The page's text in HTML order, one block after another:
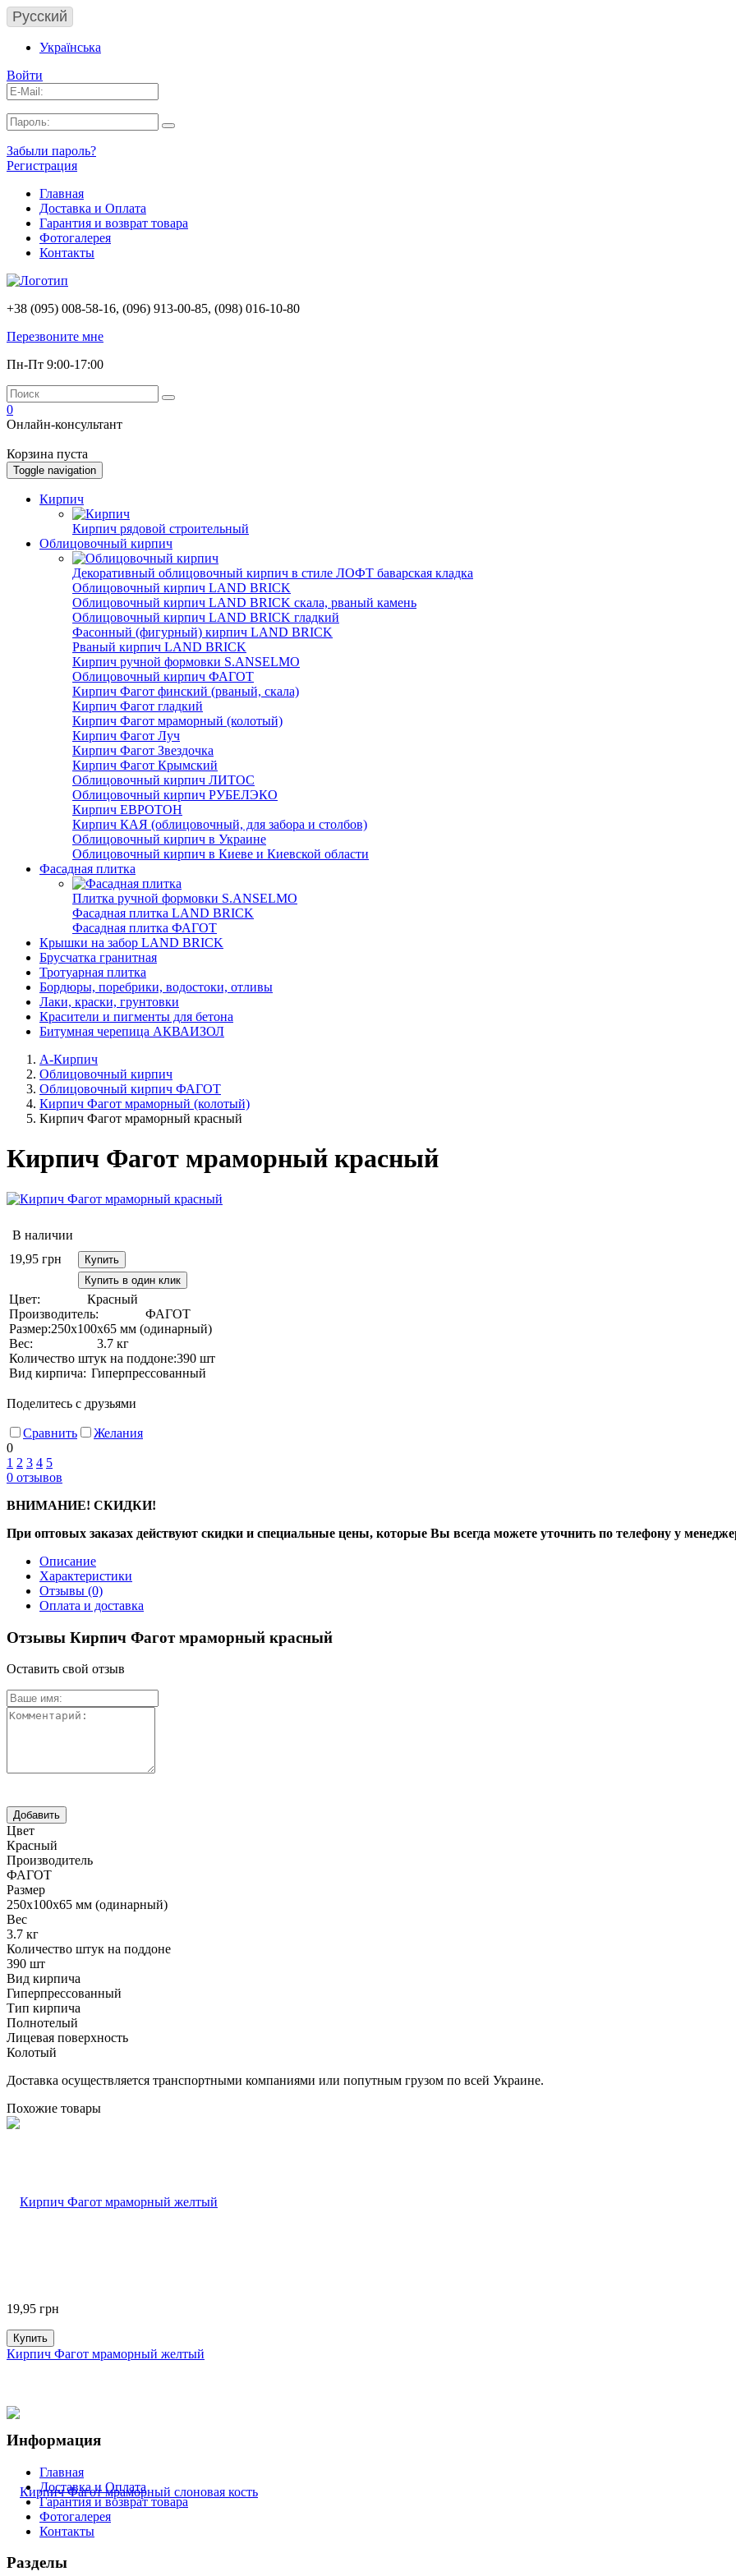
Русский
Українська
Войти
Забыли пароль?
Регистрация
Главная
Доставка и Оплата
Гарантия и возврат товара
Фотогалерея
Контакты
+38 (095) 008-58-16, (096) 913-00-85, (098) 016-10-80
Перезвоните мне
Пн-Пт 9:00-17:00
0
Онлайн-консультант
Корзина пуста
Toggle navigation
Кирпич
Кирпич рядовой строительный
Облицовочный кирпич
Декоративный облицовочный кирпич в стиле ЛОФТ баварская кладка
Облицовочный кирпич LAND BRICK
Облицовочный кирпич LAND BRICK скала, рваный камень
Облицовочный кирпич LAND BRICK гладкий
Фасонный (фигурный) кирпич LAND BRICK
Рваный кирпич LAND BRICK
Кирпич ручной формовки S.ANSELMO
Облицовочный кирпич ФАГОТ
Кирпич Фагот финский (рваный, скала)
Кирпич Фагот гладкий
Кирпич Фагот мраморный (колотый)
Кирпич Фагот Луч
Кирпич Фагот Звездочка
Кирпич Фагот Крымский
Облицовочный кирпич ЛИТОС
Облицовочный кирпич РУБЕЛЭКО
Кирпич ЕВРОТОН
Кирпич КАЯ (облицовочный, для забора и столбов)
Облицовочный кирпич в Украине
Облицовочный кирпич в Киеве и Киевской области
Фасадная плитка
Плитка ручной формовки S.ANSELMO
Фасадная плитка LAND BRICK
Фасадная плитка ФАГОТ
Крышки на забор LAND BRICK
Брусчатка гранитная
Тротуарная плитка
Бордюры, поребрики, водостоки, отливы
Лаки, краски, грунтовки
Красители и пигменты для бетона
Битумная черепица АКВАИЗОЛ
А-Кирпич
Облицовочный кирпич
Облицовочный кирпич ФАГОТ
Кирпич Фагот мраморный (колотый)
Кирпич Фагот мраморный красный
Кирпич Фагот мраморный красный
В наличии
19,95 грн
Купить
Купить в один клик
Цвет:
Красный
Производитель:
ФАГОТ
Размер:250х100х65 мм (одинарный)
Вес:
3.7 кг
Количество штук на поддоне:390 шт
Вид кирпича: Гиперпрессованный
Поделитесь с друзьями
Сравнить
Желания
0
1 2 3 4 5
0 отзывов
ВНИМАНИЕ! СКИДКИ!
При оптовых заказах действуют скидки и специальные цены, которые Вы всегда можете уточнить по телефону у
Описание
Характеристики
Отзывы (0)
Оплата и доставка
Отзывы Кирпич Фагот мраморный красный
Оставить свой отзыв
Цвет
Красный
Производитель
ФАГОТ
Размер
250х100х65 мм (одинарный)
Вес
3.7 кг
Количество штук на поддоне
390 шт
Вид кирпича
Гиперпрессованный
Тип кирпича
Полнотелый
Лицевая поверхность
Колотый
Доставка осуществляется транспортными компаниями или попутным грузом по всей Украине.
Похожие товары
19,95 грн
Купить
Кирпич Фагот мраморный желтый
Информация
Главная
Доставка и Оплата
Гарантия и возврат товара
Фотогалерея
Контакты
Разделы